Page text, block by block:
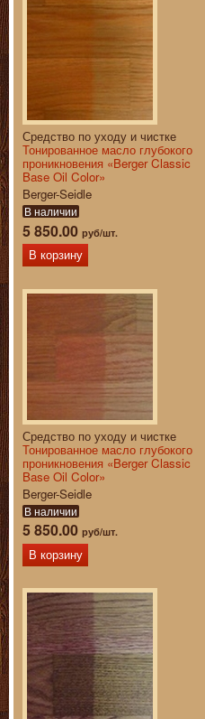
Средство по уходу и чистке
Тонированное масло глубокого
проникновения «Berger Classic
Base Oil Color»
Berger-Seidle
В наличии
5 850.00 руб/шт.
В корзину
Средство по уходу и чистке
Тонированное масло глубокого
проникновения «Berger Classic
Base Oil Color»
Berger-Seidle
В наличии
5 850.00 руб/шт.
В корзину